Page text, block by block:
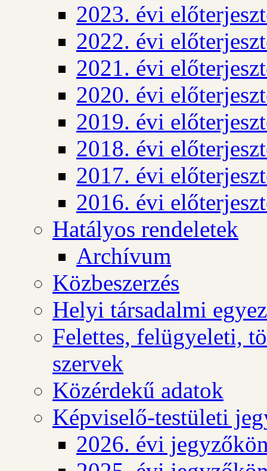
2023. évi
2022. évi
2021. évi
2020. évi
2019. évi
2018. évi
2017. évi
2016. évi
Hatályos rendeletek
Archívum
Közbeszerzés
Helyi társadalmi
Felettes, felügyeleti,
szervek
Közérdekű adatok
Képviselő-testületi
2026. évi